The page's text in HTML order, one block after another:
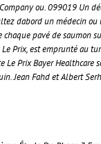
ou. 099019 Un
dabord un médecin
pavé de saumon
Prix, est emprunté au
Prix Bayer Healthcare
Jean Fahd et Albert